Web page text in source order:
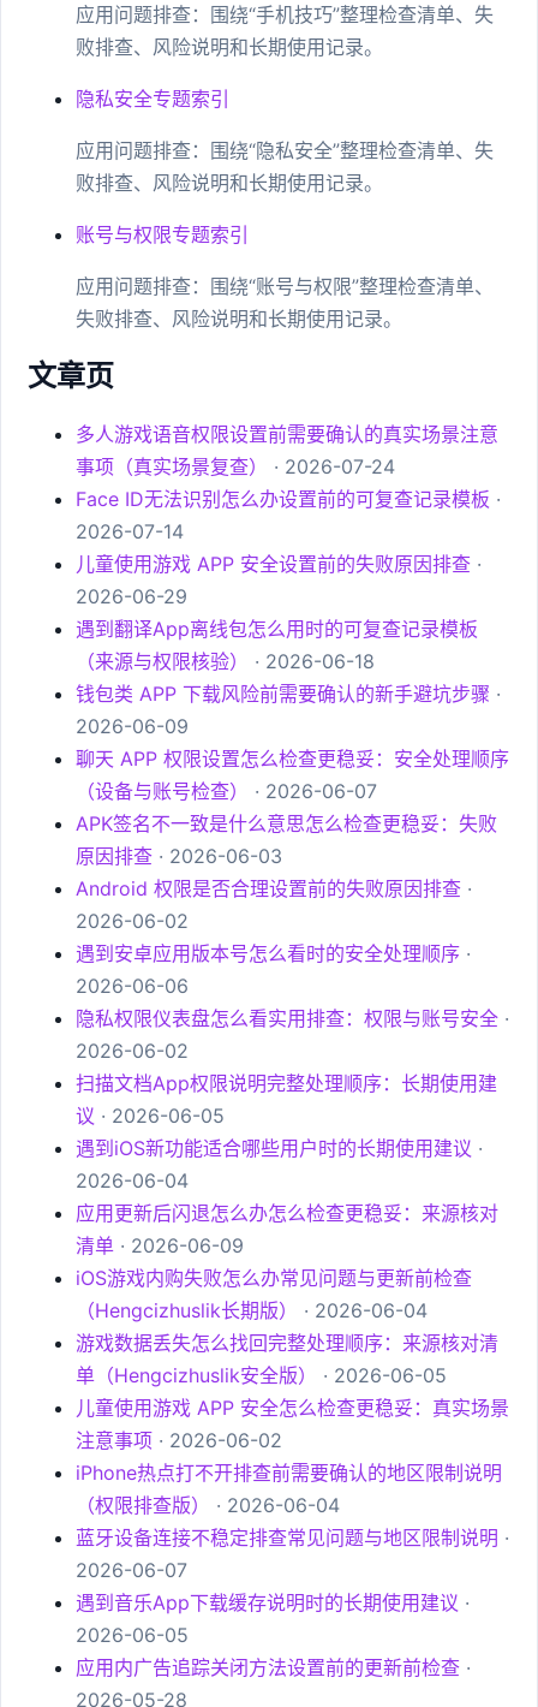
应用问题排查：围绕“手机技巧”整理检查清单、失
败排查、风险说明和长期使用记录。
隐私安全专题索引
应用问题排查：围绕“隐私安全”整理检查清单、失
败排查、风险说明和长期使用记录。
账号与权限专题索引
应用问题排查：围绕“账号与权限”整理检查清单、
失败排查、风险说明和长期使用记录。
文章页
多人游戏语音权限设置前需要确认的真实场景注意
事项（真实场景复查）
· 2026-07-24
Face ID无法识别怎么办设置前的可复查记录模板 ·
2026-07-14
儿童使用游戏 APP 安全设置前的失败原因排查 ·
2026-06-29
遇到翻译App离线包怎么用时的可复查记录模板
（来源与权限核验）
· 2026-06-18
钱包类 APP 下载风险前需要确认的新手避坑步骤 ·
2026-06-09
聊天 APP 权限设置怎么检查更稳妥：安全处理顺序
（设备与账号检查）
· 2026-06-07
APK签名不一致是什么意思怎么检查更稳妥：失败
原因排查 · 2026-06-03
Android 权限是否合理设置前的失败原因排查 ·
2026-06-02
遇到安卓应用版本号怎么看时的安全处理顺序 ·
2026-06-06
隐私权限仪表盘怎么看实用排查：权限与账号安全 ·
2026-06-02
扫描文档App权限说明完整处理顺序：长期使用建
议 · 2026-06-05
遇到iOS新功能适合哪些用户时的长期使用建议 ·
2026-06-04
应用更新后闪退怎么办怎么检查更稳妥：来源核对
清单 · 2026-06-09
iOS游戏内购失败怎么办常见问题与更新前检查
（Hengcizhuslik长期版）
· 2026-06-04
游戏数据丢失怎么找回完整处理顺序：来源核对清
单（Hengcizhuslik安全版）
· 2026-06-05
儿童使用游戏 APP 安全怎么检查更稳妥：真实场景
注意事项 · 2026-06-02
iPhone热点打不开排查前需要确认的地区限制说明
（权限排查版）
· 2026-06-04
蓝牙设备连接不稳定排查常见问题与地区限制说明 ·
2026-06-07
遇到音乐App下载缓存说明时的长期使用建议 ·
2026-06-05
应用内广告追踪关闭方法设置前的更新前检查 ·
2026-05-28